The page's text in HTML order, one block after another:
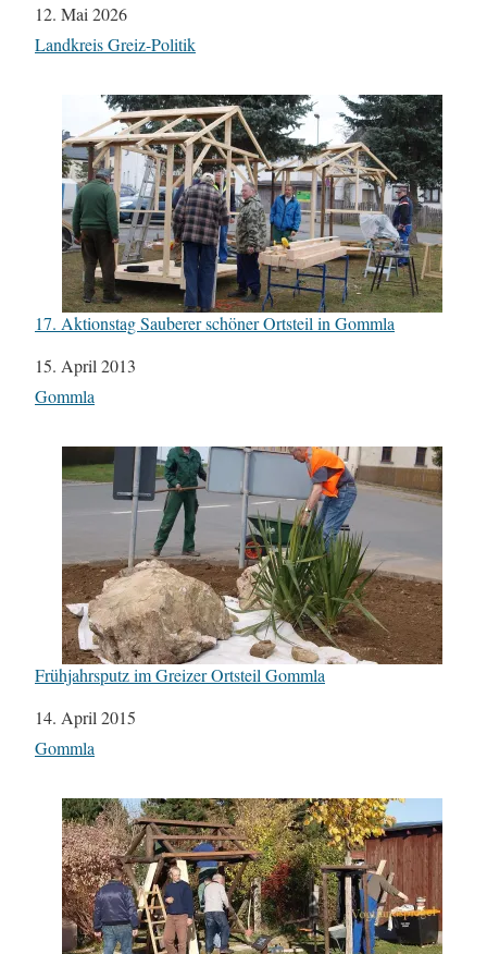
Datum
12. Mai 2026
In Bezug auf
Landkreis Greiz-Politik
17. Aktionstag Sauberer schöner Ortsteil in Gommla
Datum
15. April 2013
In Bezug auf
Gommla
Frühjahrsputz im Greizer Ortsteil Gommla
Datum
14. April 2015
In Bezug auf
Gommla